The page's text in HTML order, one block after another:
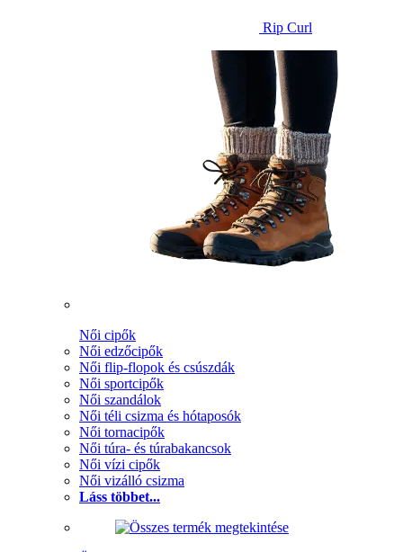
Rip Curl
Női cipők
Női edzőcipők
Női flip-flopok és csúszdák
Női sportcipők
Női szandálok
Női téli csizma és hótaposók
Női tornacipők
Női túra- és túrabakancsok
Női vízi cipők
Női vizálló csizma
Láss többet...